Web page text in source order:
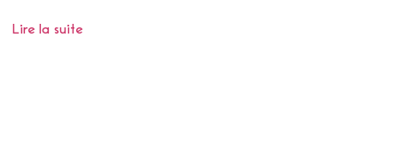
Lire la suite